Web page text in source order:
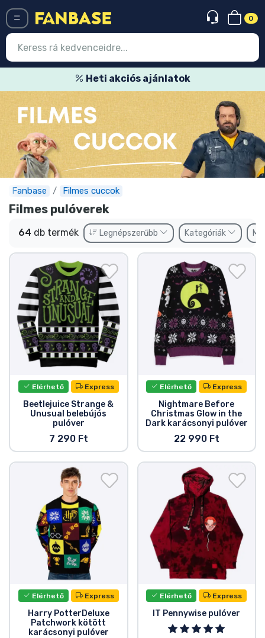
0
Heti akciós ajánlatok
Fanbase Filmes cuccok
Filmes pulóverek
64 db termék Legnépszerűbb Kategóriák
Elérhető Express
Beetlejuice Strange &
Unusual belebújós
pulóver
7 290 Ft
Elérhető Express
Nightmare Before
Christmas Glow in the
Dark karácsonyi pulóver
22 990 Ft
Elérhető Express
Harry PotterDeluxe
Patchwork kötött
karácsonyi pulóver
Elérhető Express
IT Pennywise pulóver
Belépés Regisztráció
Legújabb cuccok
Akciós ajánlatok
Express szállítás
Előrendelhető cuccok
Outlet cuccok
Ajándékkártya
Szállítás és fizetés
Sorozatos cuccok
Filmes cuccok
Mesés cuccok
Animés cuccok
Gamer cuccok
Sportos cuccok
Zenés cuccok
Terméktípusok
Márkák